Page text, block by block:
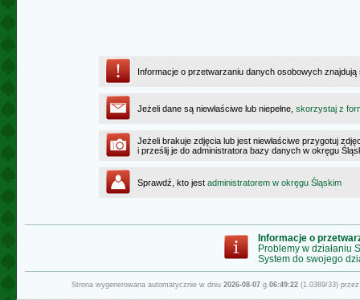
Informacje o przetwarzaniu danych osobowych
Jeżeli dane są niewłaściwe lub niepełne, skorzystaj z
Jeżeli brakuje zdjęcia lub jest niewłaściwe przygotuj
i prześlij je do administratora bazy danych w okręgu
Sprawdź, kto jest administratorem w okręgu Śląskim
Informacje o
Problemy w działaniu
System do swojego
Strona wygenerowana automatycznie w dniu 2026-08-07g.06:49:22(1.0389/33)